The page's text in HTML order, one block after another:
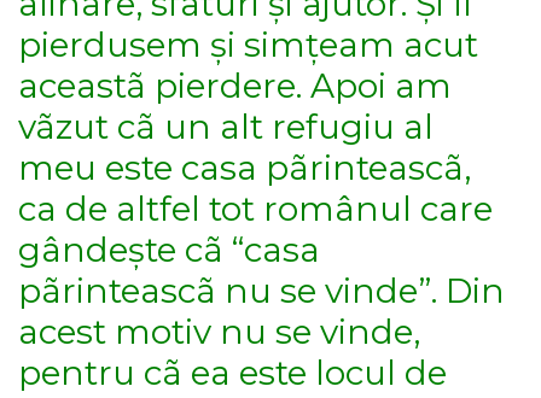
pierdusem și simțeam acut
aceastã pierdere. Apoi am
vãzut cã un alt refugiu al
meu este casa pãrinteascã,
ca de altfel tot românul care
gândește cã “casa
pãrinteascã nu se vinde”. Din
acest motiv nu se vinde,
pentru cã ea este locul de